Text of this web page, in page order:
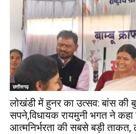
छत्तीसगढ़
लोखंडी में हुनर का उत्सव: बांस की
सपने,विधायक रायमुनी भगत ने
आत्मनिर्भरता की सबसे बड़ी ताकत,